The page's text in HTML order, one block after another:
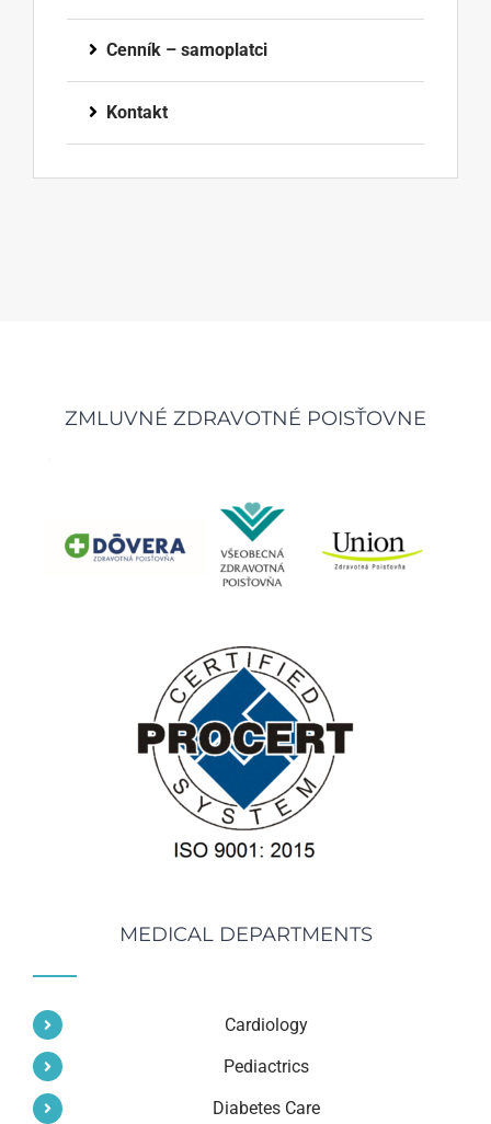
Cenník – samoplatci
Kontakt
ZMLUVNÉ ZDRAVOTNÉ POISŤOVNE
MEDICAL DEPARTMENTS
Cardiology
Pediactrics
Diabetes Care